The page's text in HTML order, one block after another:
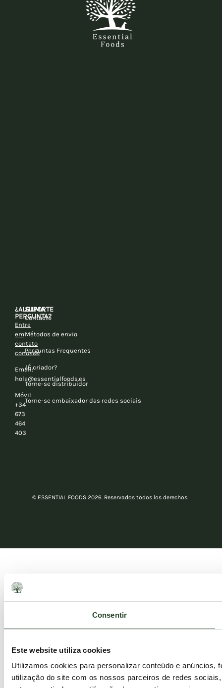
Consentir
Este website utiliza cookies
Utilizamos cookies para personalizar conteúdo e anúncios,
utilização do site com os nossos parceiros de redes
¿ALGUMA
PERGUNTA?
Entre
em
contato
conosco
Email:
hola@essentialfoods.es
Móvil
+34
673
464
403
SUPORTE
Contacto
Métodos de envio
Perguntas Frequentes
¿É criador?
Torne-se distribuidor
Torne-se embaixador das redes sociais
© ESSENTIAL FOODS 2026. Reservados todos los derechos.